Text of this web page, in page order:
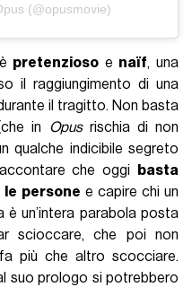
(@opusmovie)
pretenzioso e naïf, una
il raggiungimento di una
il tragitto. Non basta
in Opusrischia di non
qualche indicibile segreto
che oggi
basta
le persone e capire chi un
è un’intera parabola posta
scioccare, che poi non
più che altro scocciare.
suo prologo si potrebbero